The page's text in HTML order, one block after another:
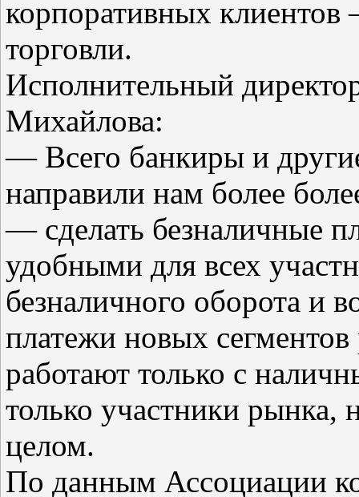
корпоративных
торговли.
Исполнительный
Михайлова:
— Всего банкиры и
направили нам более
— сделать безналичные
удобными для всех
безналичного оборота и
платежи новых
работают только с
только участники рынка,
целом.
По данным Ассоциации